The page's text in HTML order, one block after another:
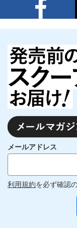
メールアドレス
利用規約を必ず確認